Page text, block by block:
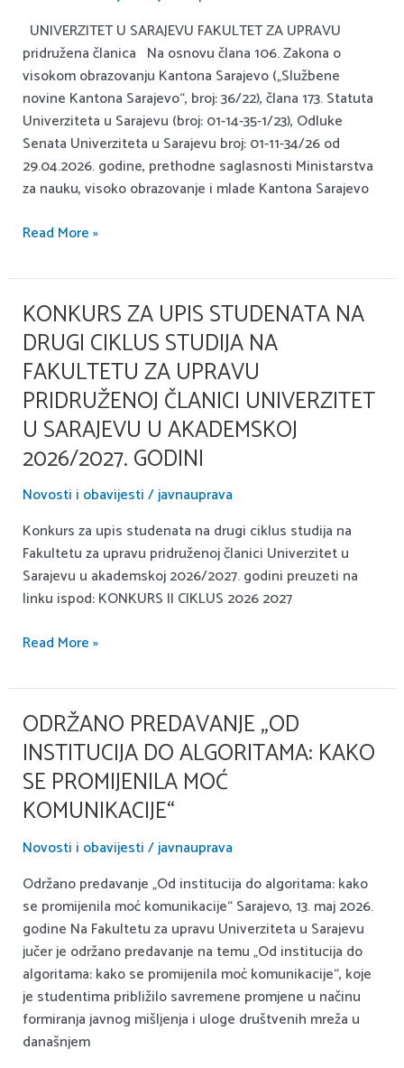
UNIVERZITET U SARAJEVU FAKULTET ZA UPRAVU
pridružena članica Na osnovu člana 106. Zakona o
visokom obrazovanju Kantona Sarajevo („Službene
novine Kantona Sarajevo“, broj: 36/22), člana 173. Statuta
Univerziteta u Sarajevu (broj: 01-14-35-1/23), Odluke
Senata Univerziteta u Sarajevu broj: 01-11-34/26 od
29.04.2026. godine, prethodne saglasnosti Ministarstva
za nauku, visoko obrazovanje i mlade Kantona Sarajevo
za
upravu
pridruženoj
članici
Univerziteta
u
Sarajevu
u
2026/2027.
Read More »
KONKURS ZA UPIS STUDENATA NA
DRUGI CIKLUS STUDIJA NA
FAKULTETU ZA UPRAVU
PRIDRUŽENOJ ČLANICI UNIVERZITET
U SARAJEVU U AKADEMSKOJ
2026/2027. GODINI
Novosti i obavijesti/javnauprava
Konkurs za upis studenata na drugi ciklus studija na
Fakultetu za upravu pridruženoj članici Univerzitet u
Sarajevu u akademskoj 2026/2027. godini preuzeti na
linku ispod: KONKURS II CIKLUS 2026 2027
Konkurs
za
upis
studenata
na
drugi
ciklus
studija
na
za
upravu
pridruženoj
članici
u
u
akademskoj
2026/2027.
godini
Read More »
ODRŽANO PREDAVANJE „OD
INSTITUCIJA DO ALGORITAMA: KAKO
SE PROMIJENILA MOĆ
KOMUNIKACIJE“
Novosti i obavijesti/javnauprava
Održano predavanje „Od institucija do algoritama: kako
se promijenila moć komunikacije“ Sarajevo, 13. maj 2026.
godine Na Fakultetu za upravu Univerziteta u Sarajevu
jučer je održano predavanje na temu „Od institucija do
algoritama: kako se promijenila moć komunikacije“, koje
je studentima približilo savremene promjene u načinu
formiranja javnog mišljenja i uloge društvenih mreža u
današnjem
Održano
predavanje
„Od
institucija
do
kako
se
promijenila
moć
komunikacije“